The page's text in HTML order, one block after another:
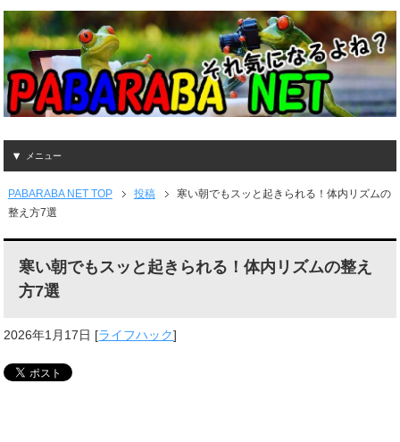
メニュー
PABARABA NET TOP 投稿
寒い朝でもスッと起きられる！体内リズムの
整え方7選
寒い朝でもスッと起きられる！体内リズムの整え
方7選
2026年1月17日 [ライフハック]